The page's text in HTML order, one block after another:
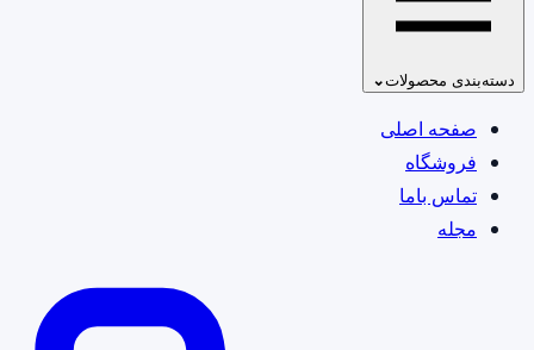
دسته‌بندی محصولات⌄
صفحه اصلی
فروشگاه
تماس باما
مجله